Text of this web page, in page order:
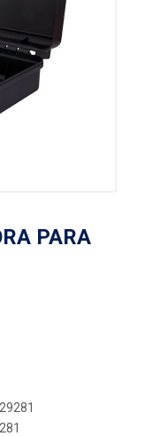
PARA